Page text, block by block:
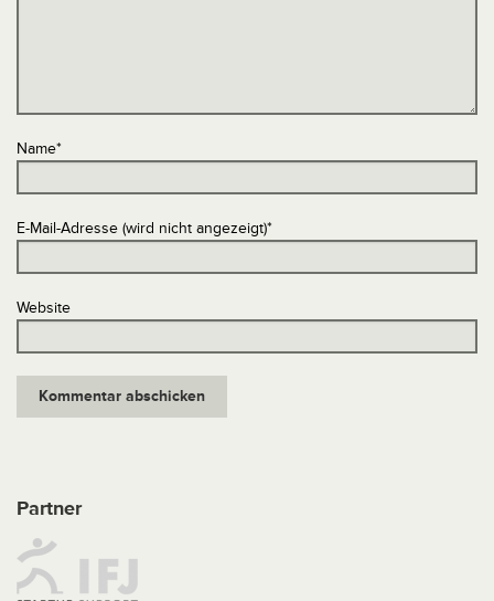
Name*
E-Mail-Adresse (wird nicht angezeigt)*
Website
Partner